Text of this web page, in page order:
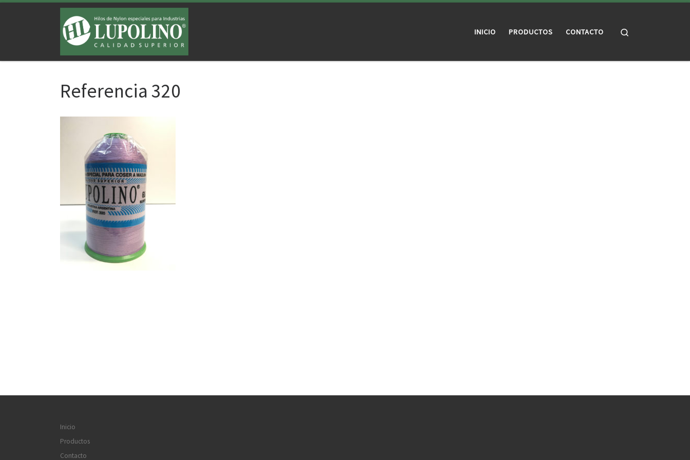
Saltar al contenido
INICIO PRODUCTOS CONTACTO
Referencia 320
Inicio
Productos
Contacto